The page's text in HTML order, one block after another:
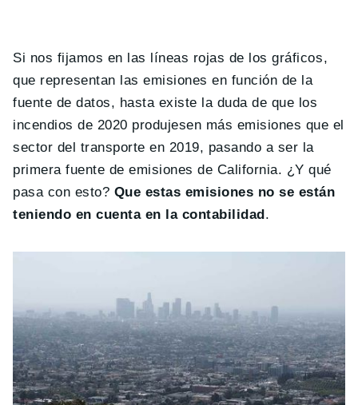
Si nos fijamos en las líneas rojas de los gráficos,
que representan las emisiones en función de la
fuente de datos, hasta existe la duda de que los
incendios de 2020 produjesen más emisiones que el
sector del transporte en 2019, pasando a ser la
primera fuente de emisiones de California. ¿Y qué
pasa con esto? Que estas emisiones no se están
teniendo en cuenta en la contabilidad.